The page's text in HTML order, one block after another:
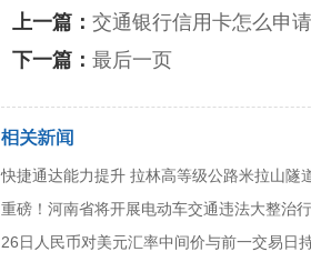
上一篇： 交通银行信用卡怎么申
下一篇： 最后一页
快捷通达能力提升 拉林高等级公路米拉山隧
重磅！河南省将开展电动车交通违法大整治
26日人民币对美元汇率中间价与前一交易日